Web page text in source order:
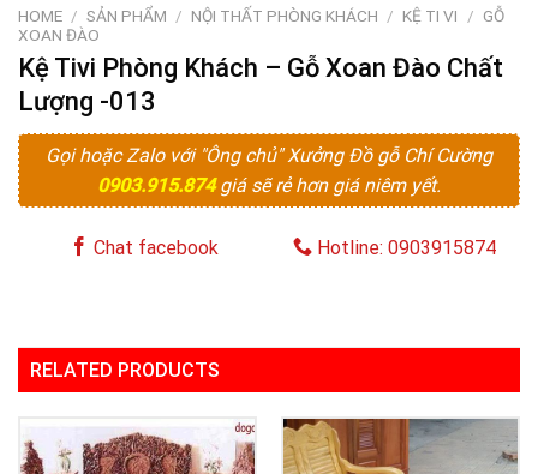
HOME / SẢN PHẨM / NỘI THẤT PHÒNG KHÁCH / KỆ TI VI / GỖ
XOAN ĐÀO
Kệ Tivi Phòng Khách – Gỗ Xoan Đào Chất
Lượng -013
Gọi hoặc Zalo với "Ông chủ" Xưởng Đồ gỗ Chí Cường
0903.915.874giá sẽ rẻ hơn giá niêm yết.
Chat facebook Hotline: 0903915874
RELATED PRODUCTS